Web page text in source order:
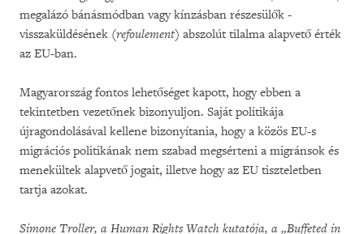
megalázó bánásmódban vagy kínzásban részesülők -
visszaküldésének (refoulement) abszolút tilalma alapvető érték
az EU-ban.
Magyarország fontos lehetőséget kapott, hogy ebben a
tekintetben vezetőnek bizonyuljon. Saját politikája
újragondolásával kellene bizonyítania, hogy a közös EU-s
migrációs politikának nem szabad megsérteni a migránsok és
menekültek alapvető jogait, illetve hogy az EU tiszteletben
tartja azokat.
Simone Troller, a Human Rights Watch kutatója, a „Buffeted in